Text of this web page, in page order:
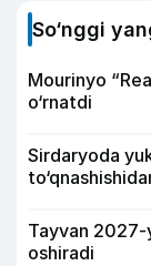
So‘nggi
Mourinyo
o‘rnatdi
Sirdaryoda
Tayvan
oshiradi